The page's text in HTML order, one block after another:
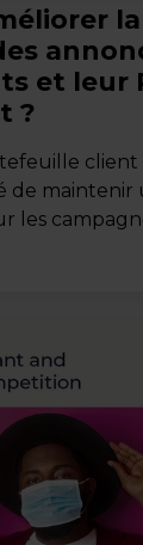
la
et leur
?
client
de maintenir
les